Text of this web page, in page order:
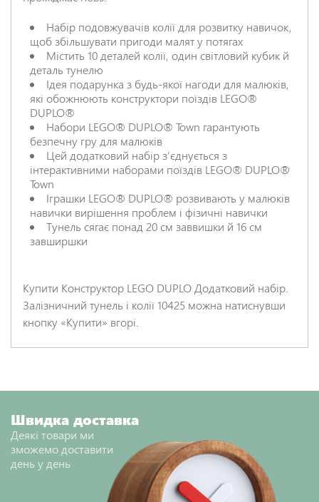
Набір подовжувачів колії для розвитку навичок,
щоб збільшувати пригоди малят у потягах
Містить 10 деталей колії, один світловий кубик й
деталь тунелю
Ідея подарунка з будь-якої нагоди для малюків,
які обожнюють конструктори поїздів LEGO®
DUPLO®
Набори LEGO® DUPLO® Town гарантують
безпечну гру для малюків
Цей додатковий набір зʼєднується з
інтерактивними наборами поїздів LEGO® DUPLO®
Town
Іграшки LEGO® DUPLO® розвивають у малюків
навички вирішення проблем і фізичні навички
Тунель сягає понад 20 см заввишки й 16 см
завширшки
Купити Конструктор LEGO DUPLO Додатковий набір.
Залізничний тунель і колії 10425 можна натиснувши
кнопку «Купити» вгорі.
НАДІСЛАТИ ВІДГУК
Швидка доставка
Деякі товари ми
зможемо доставити
день у день